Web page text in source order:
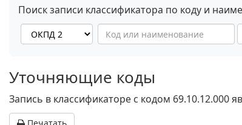
Поиск записи классификатора по коду и
Уточняющие коды
Запись в классификаторе с кодом 69.10.12.000